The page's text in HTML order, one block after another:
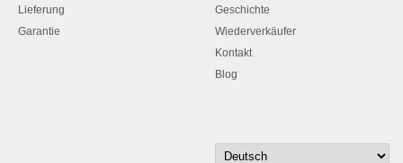
Lieferung
Garantie
Geschichte
Wiederverkäufer
Kontakt
Blog